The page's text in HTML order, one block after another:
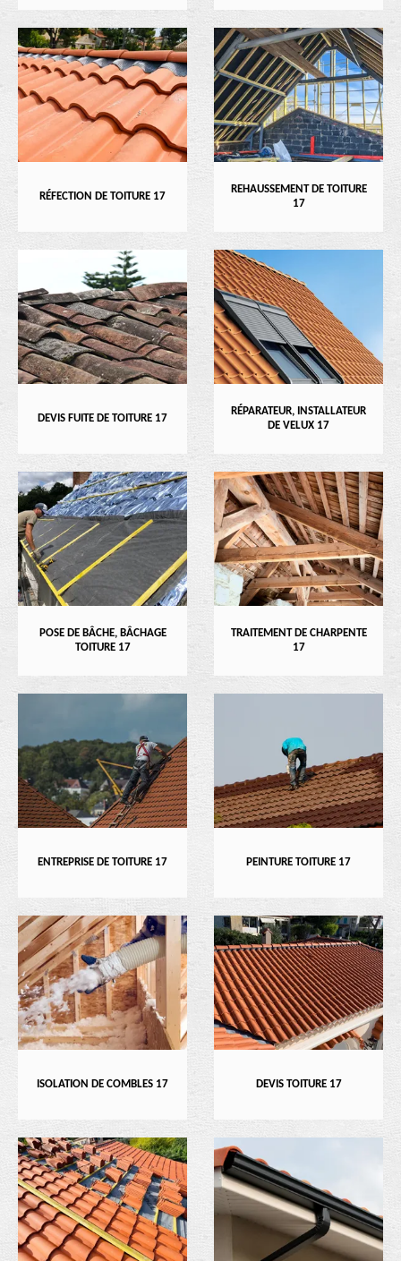
RÉFECTION DE TOITURE 17
REHAUSSEMENT DE TOITURE
17
DEVIS FUITE DE TOITURE 17
RÉPARATEUR, INSTALLATEUR
DE VELUX 17
POSE DE BÂCHE, BÂCHAGE
TOITURE 17
TRAITEMENT DE CHARPENTE
17
ENTREPRISE DE TOITURE 17 PEINTURE TOITURE 17
ISOLATION DE COMBLES 17 DEVIS TOITURE 17